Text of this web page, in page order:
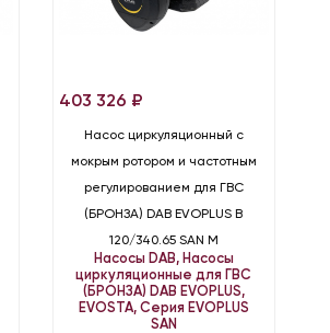
403 326 ₽
Насос циркуляционный с
мокрым ротором и частотным
регулированием для ГВС
(БРОНЗА) DAB EVOPLUS B
120/340.65 SAN M
Насосы DAB, Насосы
циркуляционные для ГВС
(БРОНЗА) DAB EVOPLUS,
EVOSTA, Серия EVOPLUS
SAN